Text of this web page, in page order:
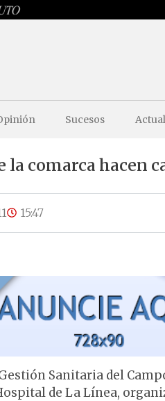
Sucesos
la comarca hacen
15:47
Sanitaria del
de La Línea,